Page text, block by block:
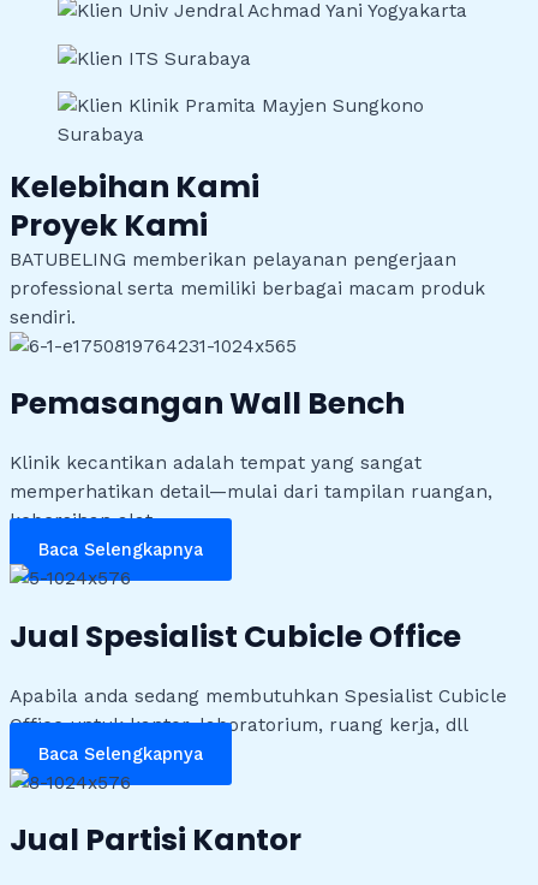
Kelebihan Kami
Proyek Kami
BATUBELING memberikan pelayanan pengerjaan
professional serta memiliki berbagai macam produk
sendiri.
Pemasangan Wall Bench
Klinik kecantikan adalah tempat yang sangat
memperhatikan detail—mulai dari tampilan ruangan,
kebersihan alat
Baca Selengkapnya
Jual Spesialist Cubicle Office
Apabila anda sedang membutuhkan Spesialist Cubicle
Office untuk kantor, laboratorium, ruang kerja, dll
Baca Selengkapnya
Jual Partisi Kantor